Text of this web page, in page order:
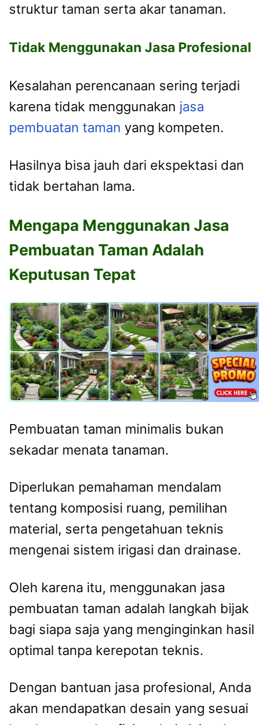
struktur taman serta akar tanaman.
Tidak Menggunakan Jasa Profesional
Kesalahan perencanaan sering terjadi
karena tidak menggunakan jasa
pembuatan taman yang kompeten.
Hasilnya bisa jauh dari ekspektasi dan
tidak bertahan lama.
Mengapa Menggunakan Jasa
Pembuatan Taman Adalah
Keputusan Tepat
Pembuatan taman minimalis bukan
sekadar menata tanaman.
Diperlukan pemahaman mendalam
tentang komposisi ruang, pemilihan
material, serta pengetahuan teknis
mengenai sistem irigasi dan drainase.
Oleh karena itu, menggunakan jasa
pembuatan taman adalah langkah bijak
bagi siapa saja yang menginginkan hasil
optimal tanpa kerepotan teknis.
Dengan bantuan jasa profesional, Anda
akan mendapatkan desain yang sesuai